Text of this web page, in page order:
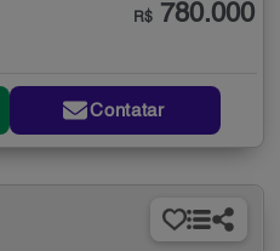
R$ 780.000
Contatar